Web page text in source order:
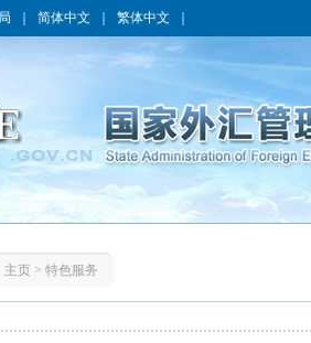
简体中文 繁体中文
主页> 特色服务